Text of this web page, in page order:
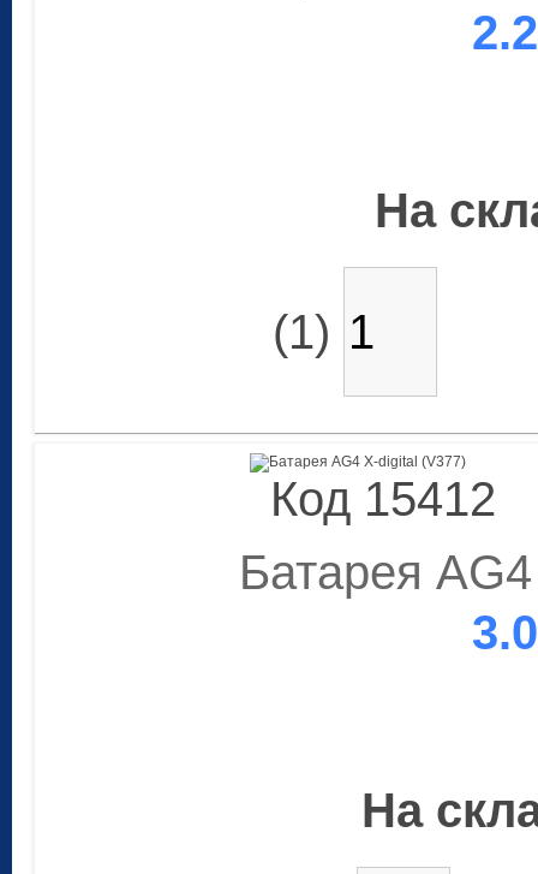
На
(1)
Код 15412
Батарея
На